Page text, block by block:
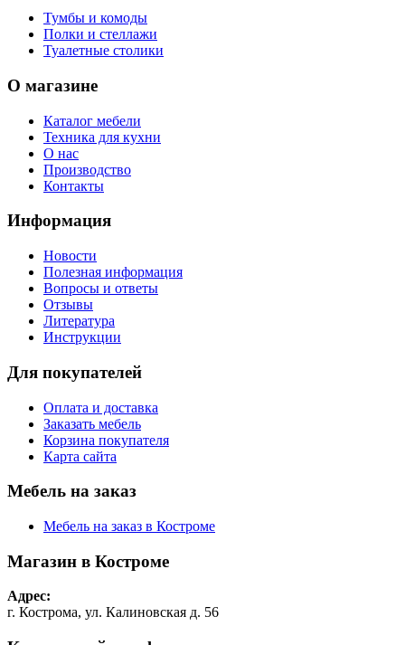
Тумбы и комоды
Полки и стеллажи
Туалетные столики
О магазине
Каталог мебели
Техника для кухни
О нас
Производство
Контакты
Информация
Новости
Полезная информация
Вопросы и ответы
Отзывы
Литература
Инструкции
Для покупателей
Оплата и доставка
Заказать мебель
Корзина покупателя
Карта сайта
Мебель на заказ
Мебель на заказ в Костроме
Магазин в Костроме
Адрес:
г. Кострома, ул. Калиновская д. 56